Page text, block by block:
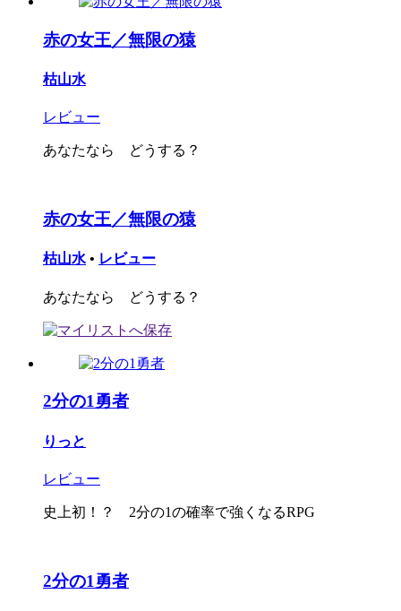
赤の女王／無限の猿
枯山水
レビュー
あなたなら どうする？
赤の女王／無限の猿
枯山水 • レビュー
あなたなら どうする？
2分の1勇者
りっと
レビュー
史上初！？ 2分の1の確率で強くなるRPG
2分の1勇者